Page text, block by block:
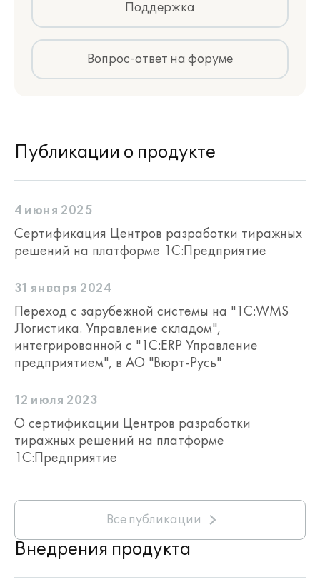
Поддержка
Вопрос-ответ на форуме
Публикации о продукте
4 июня 2025
Сертификация Центров разработки тиражных
решений на платформе 1С:Предприятие
31 января 2024
Переход с зарубежной системы на "1С:WMS
Логистика. Управление складом",
интегрированной с "1С:ERP Управление
предприятием", в АО "Вюрт-Русь"
12 июля 2023
О сертификации Центров разработки
тиражных решений на платформе
1С:Предприятие
Все публикации
Внедрения продукта